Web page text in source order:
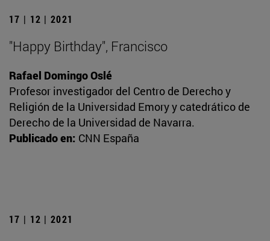
17 | 12 | 2021
"Happy Birthday", Francisco
Rafael Domingo Oslé
Profesor investigador del Centro de Derecho y
Religión de la Universidad Emory y catedrático de
Derecho de la Universidad de Navarra.
Publicado en: CNN España
17 | 12 | 2021